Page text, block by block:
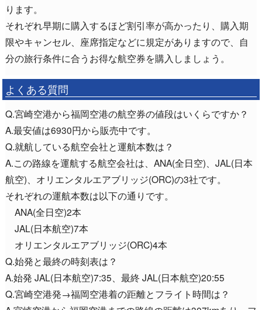
ります。
それぞれ早期に購入するほど割引率が高かったり、購入期
限やキャンセル、座席指定などに規定がありますので、自
分の旅行条件に合うお得な航空券を購入しましょう。
よくある質問
Q.宮崎空港から福岡空港の航空券の値段はいくらですか？
A.最安値は6930円から販売中です。
Q.就航している航空会社と運航本数は？
A.この路線を運航する航空会社は、ANA(全日空)、JAL(日本
航空)、オリエンタルエアブリッジ(ORC)の3社です。
それぞれの運航本数は以下の通りです。
ANA(全日空)2本
JAL(日本航空)7本
オリエンタルエアブリッジ(ORC)4本
Q.始発と最終の時刻表は？
A.始発 JAL(日本航空)7:35、最終 JAL(日本航空)20:55
Q.宮崎空港発→福岡空港着の距離とフライト時間は？